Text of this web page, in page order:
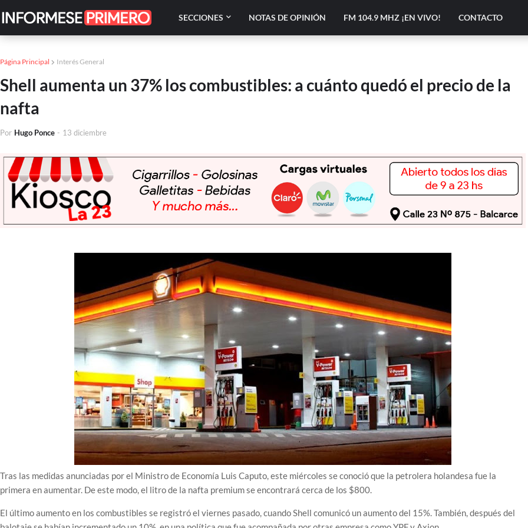
SECCIONES NOTAS DE OPINIÓN FM 104.9 MHZ ¡EN VIVO! CONTACTO
Página Principal Interés General
Shell aumenta un 37% los combustibles: a cuánto quedó el precio de la
nafta
Por Hugo Ponce - 13 diciembre
Tras las medidas anunciadas por el Ministro de Economía Luis Caputo, este miércoles se conoció que la petrolera holandesa fue la
primera en aumentar. De este modo, el litro de la nafta premium se encontrará cerca de los $800.
El último aumento en los combustibles se registró el viernes pasado, cuando Shell comunicó un aumento del 15%. También, después del